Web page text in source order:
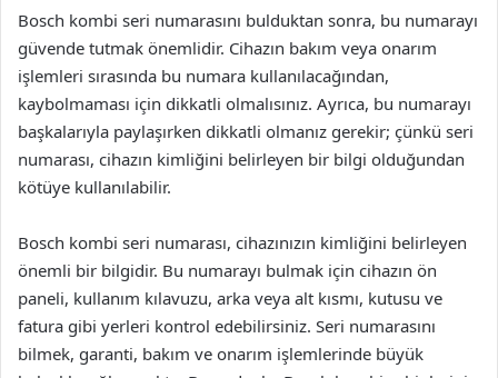
Bosch kombi seri numarasını bulduktan sonra, bu numarayı
güvende tutmak önemlidir. Cihazın bakım veya onarım
işlemleri sırasında bu numara kullanılacağından,
kaybolmaması için dikkatli olmalısınız. Ayrıca, bu numarayı
başkalarıyla paylaşırken dikkatli olmanız gerekir; çünkü seri
numarası, cihazın kimliğini belirleyen bir bilgi olduğundan
kötüye kullanılabilir.
Bosch kombi seri numarası, cihazınızın kimliğini belirleyen
önemli bir bilgidir. Bu numarayı bulmak için cihazın ön
paneli, kullanım kılavuzu, arka veya alt kısmı, kutusu ve
fatura gibi yerleri kontrol edebilirsiniz. Seri numarasını
bilmek, garanti, bakım ve onarım işlemlerinde büyük